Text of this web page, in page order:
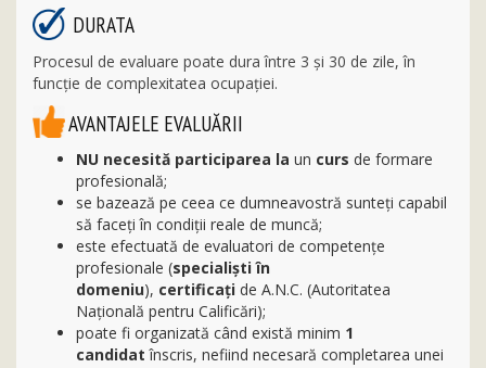
DURATA
Procesul de evaluare poate dura între 3 și 30 de zile, în
funcție de complexitatea ocupației.
AVANTAJELE EVALUĂRII
NU necesită participarea la un curs de formare
profesională;
se bazează pe ceea ce dumneavostră sunteți capabil
să faceți în condiţii reale de muncă;
este efectuată de evaluatori de competențe
profesionale (specialişti în
domeniu), certificaţi de A.N.C. (Autoritatea
Naţională pentru Calificări);
poate fi organizată când există minim 1
candidat înscris, nefiind necesară completarea unei